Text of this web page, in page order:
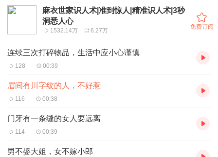
麻衣世家识人术|准到惊人|精准识人术|3秒
洞悉人心
1532.14万 6.27万
免费订阅
连续三次打碎物品，生活中应小心谨慎
128 00:39
眉间有川字纹的人，不好惹
116 00:38
门牙有一条缝的女人要远离
114 00:39
男不娶大姐，女不嫁小郎